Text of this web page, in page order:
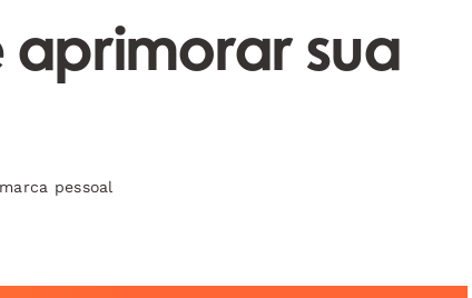
aprimorar sua
pessoal